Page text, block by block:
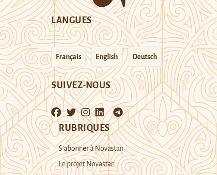
LANGUES
Français English Deutsch
SUIVEZ-NOUS
RUBRIQUES
S’abonner à Novastan
Le projet Novastan